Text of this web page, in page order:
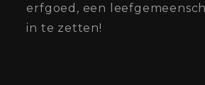
erfgoed, een
in te zetten!